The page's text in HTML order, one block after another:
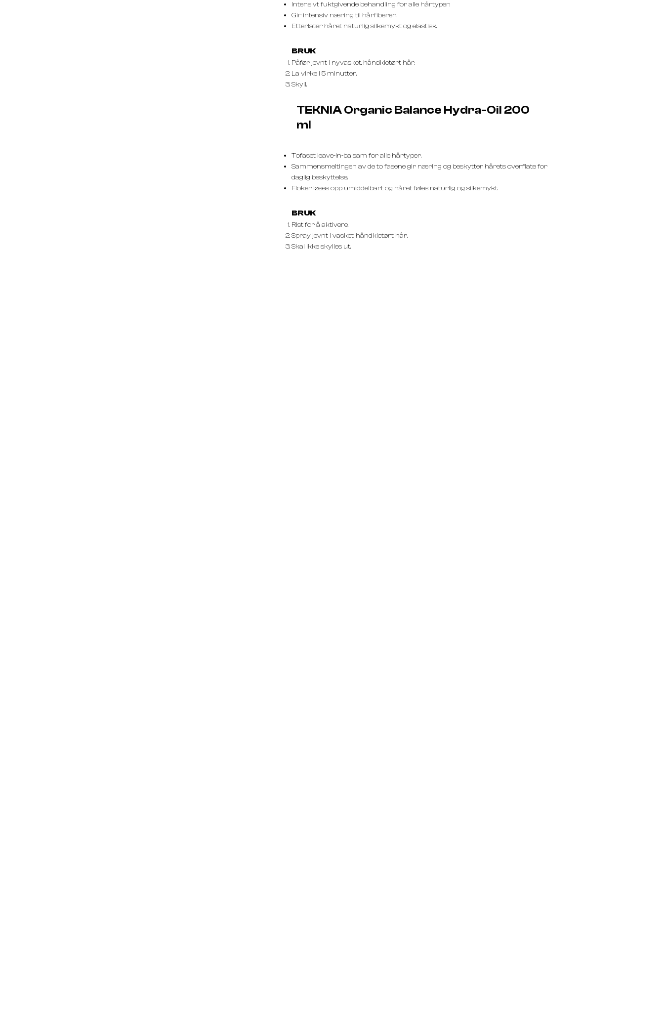
Intensivt fuktgivende behandling for alle hårtyper.
Gir intensiv næring til hårfiberen.
Etterlater håret naturlig silkemykt og elastisk.
BRUK
Påfør jevnt i nyvasket, håndkletørt hår.
La virke i 5 minutter.
Skyll.
TEKNIA Organic Balance Hydra-Oil 200
ml
Tofaset leave-in-balsam for alle hårtyper.
Sammensmeltingen av de to fasene gir næring og beskytter hårets overflate for
daglig beskyttelse.
Floker løses opp umiddelbart og håret føles naturlig og silkemykt.
BRUK
Rist for å aktivere.
Spray jevnt i vasket, håndkletørt hår.
Skal ikke skylles ut.